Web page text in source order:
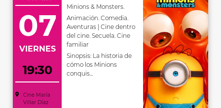
07
VIERNES
19:30
Cine María
Villar Díaz
Minions & Monsters.
Animación. Comedia.
Aventuras | Cine dentro
del cine. Secuela. Cine
familiar
Sinopsis: La historia de
cómo los Minions
conquis...